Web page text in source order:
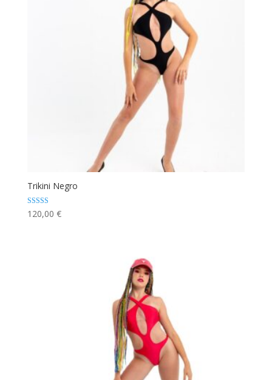
Trikini Negro
Valorado con
5.00
120,00 €